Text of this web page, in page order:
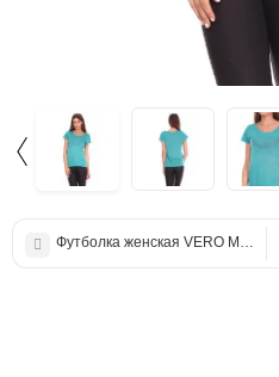
Футболка женская VERO MODA